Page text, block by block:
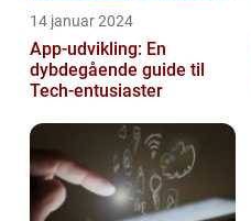
14 januar 2024
App-udvikling: En
dybdegående guide til
Tech-entusiaster